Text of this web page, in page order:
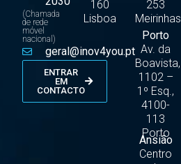
(Chamada
de rede
móvel
nacional)
geral@inov4you.pt
ENTRAR
EM
CONTACTO
160
Lisboa
253
Meirinhas
Porto
Av. da
Boavista,
1102 –
1º Esq.,
4100-
113
Porto
Ansião
Centro